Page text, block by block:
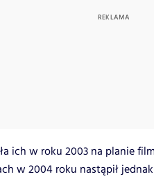
ich w roku 2003 na planie
w 2004 roku nastąpił